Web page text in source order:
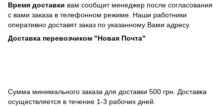
Время доставки вам сообщит менеджер после согласования
с вами заказа в телефонном режиме. Наши работники
оперативно доставят заказ по указанному Вами адресу.
Доставка перевозчиком "Новая Почта"
Сумма минимального заказа для доставки 500 грн. Доставка
осуществляется в течение 1-3 рабочих дней.